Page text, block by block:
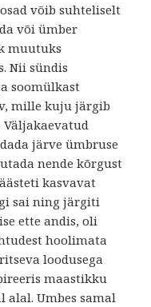
võib suhteliselt
või ümber
muutuks
Nii sündis
soomülkast
mille kuju järgib
järve ümbruse
nende kõrgust
kasvavat
sai ning järgiti
ette andis, oli
hoolimata
loodusega
maastikku
Umbes samal